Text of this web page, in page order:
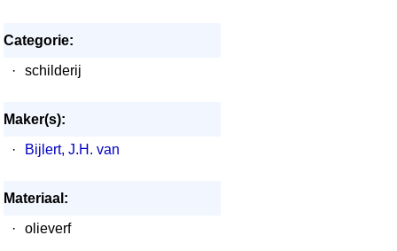
Categorie:
·
schilderij
Maker(s):
·
Bijlert, J.H. van
Materiaal:
·
olieverf